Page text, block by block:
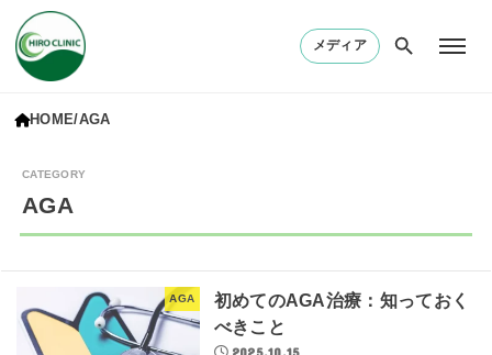
メディア
HOME AGA
AGA
AGA
初めてのAGA治療：知っておく
べきこと
2025.10.15